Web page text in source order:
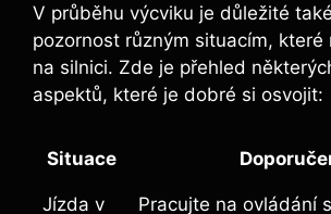
V průběhu výcviku je důležité
pozornost různým situacím, které
na silnici. Zde je přehled
aspektů, které je dobré si osvojit:
Situace
Jízda v
Pracujte na ovládání